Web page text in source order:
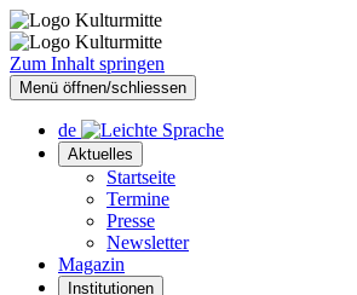
Zum Inhalt springen
Menü öffnen/schliessen
de
Aktuelles
Startseite
Termine
Presse
Newsletter
Magazin
Institutionen